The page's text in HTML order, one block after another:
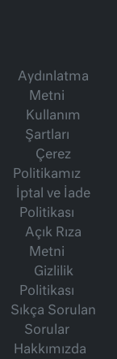
Aydınlatma
Metni
Kullanım
Şartları
Çerez
Politikamız
İptal ve İade
Politikası
Açık Rıza
Metni
Gizlilik
Politikası
Sıkça Sorulan
Sorular
Hakkımızda